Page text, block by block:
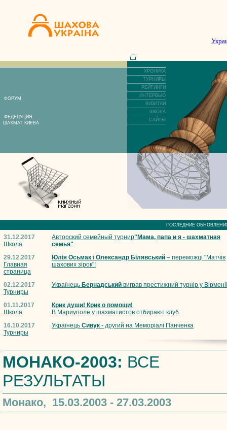
ФОРУМ
ФЕДЕРАЦИЯ
ШАХМАТ КИЕВА
ХРОНИКА
ТУРНИРЫ
РЕЙТИНГИ
ИНТЕРВЬЮ
ВИЗИТКИ
ШКОЛА
САЙТЫ
ПОСЛЕДНИЕ
31.12.2017
Школа
Авторский семейный турнир"Мама, папа и я - шахматная
семья"
29.12.2017
Главная
страница
Юлія Осьмак і Олександр Білявський – переможці "Матчів
шахових зірок"!
02.12.2017
Турниры
Українець Бернадський виграв престижний турнір у Вірменії
01.11.2017
Школа
Крик души! Крик о помощи!
В Мариуполе у шахматистов отбирают клуб
16.10.2017
Турниры
Українець Сивук - другий на Меморіалі Панченка
МОНАКО-2003: ВСЕ
РЕЗУЛЬТАТЫ
Монако, 15.03.2003 - 27.03.2003